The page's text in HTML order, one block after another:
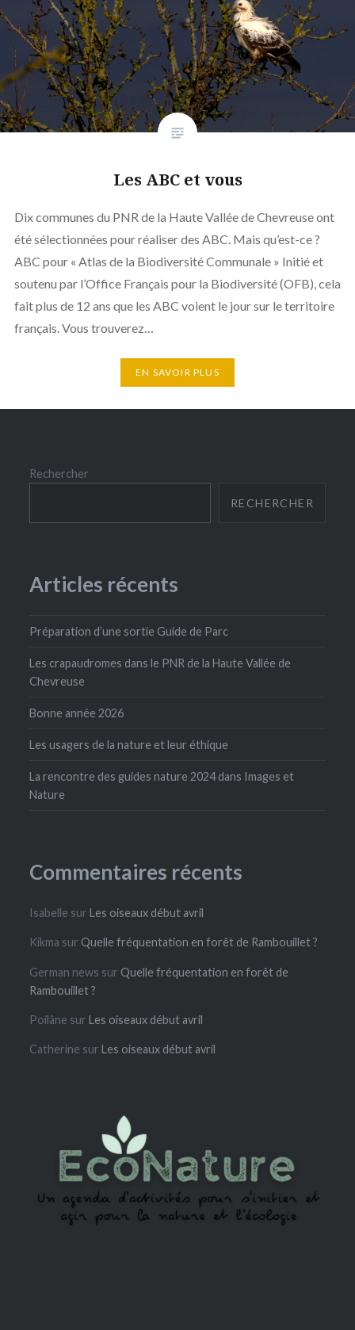
Les ABC et vous
Dix communes du PNR de la Haute Vallée de Chevreuse ont
été sélectionnées pour réaliser des ABC. Mais qu’est-ce ?
ABC pour « Atlas de la Biodiversité Communale » Initié et
soutenu par l’Office Français pour la Biodiversité (OFB), cela
fait plus de 12 ans que les ABC voient le jour sur le territoire
français. Vous trouverez…
EN SAVOIR PLUS
Rechercher
RECHERCHER
Articles récents
Préparation d’une sortie Guide de Parc
Les crapaudromes dans le PNR de la Haute Vallée de
Chevreuse
Bonne année 2026
Les usagers de la nature et leur éthique
La rencontre des guides nature 2024 dans Images et
Nature
Commentaires récents
Isabelle surLes oiseaux début avril
Kikma sur Quelle fréquentation en forêt de Rambouillet ?
German news sur Quelle fréquentation en forêt de
Rambouillet ?
Poilâne surLes oiseaux début avril
Catherine sur Les oiseaux début avril